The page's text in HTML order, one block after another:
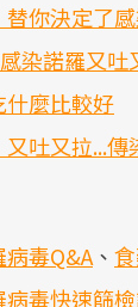
你決定了
染諾羅又
麼比較好
吐又拉...傳
病毒Q&A 、
病毒快速篩